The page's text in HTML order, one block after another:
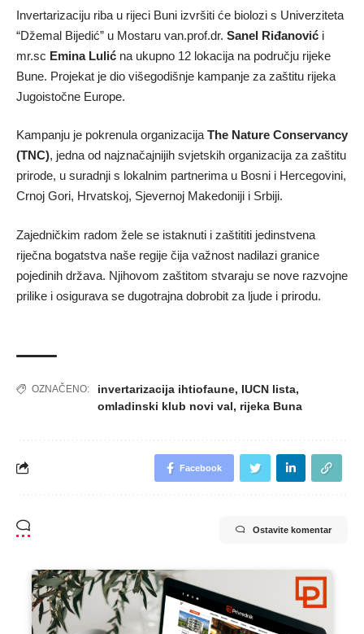
Invertarizaciju riba u rijeci Buni izvršiti će biolozi s Univerziteta
“Džemal Bijedić” u Mostaru van.prof.dr. Sanel Riđanović i
mr.sc Emina Lulić na ukupno 12 lokacija na području rijeke
Bune. Projekat je dio višegodišnje kampanje za zaštitu rijeka
Jugoistočne Europe.
Kampanju je pokrenula organizacija The Nature Conservancy
(TNC), jedna od najznačajnijih svjetskih organizacija za zaštitu
prirode, u suradnji s lokalnim partnerima u Bosni i Hercegovini,
Crnoj Gori, Hrvatskoj, Sjevernoj Makedoniji i Srbiji.
Zajedničkim radom žele se istaknuti i zaštititi jedinstvena
riječna bogatstva naše regije čija važnost nadilazi granice
pojedinih država. Njihovom zaštitom stvaraju se nove razvojne
prilike i osigurava se dugotrajna dobrobit za ljude i prirodu.
OZNAČENO: invertarizacija ihtiofaune, IUCN lista,
omladinski klub novi val, rijeka Buna
Facebook
Ostavite komentar